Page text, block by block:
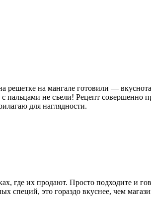
на мангале готовили —
пальцами не съели! Рецепт
для наглядности.
где их продают. Просто подходите и
специй, это гораздо вкуснее, чем